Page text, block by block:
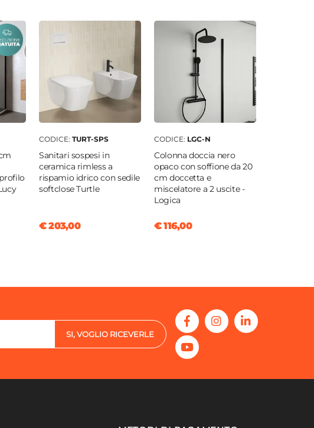
CODICE: TURT-SPS
Sanitari sospesi in
ceramica rimless a
rispamio idrico con sedile
softclose Turtle
€ 203,00
CODICE: LGC-N
Colonna doccia nero
opaco con soffione da 20
cm doccetta e
miscelatore a 2 uscite -
Logica
€ 116,00
SI, VOGLIO RICEVERLE